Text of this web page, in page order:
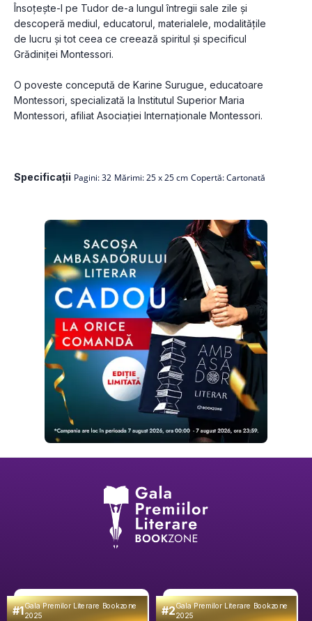
Însoțește-l pe Tudor de-a lungul întregii sale zile și
descoperă mediul, educatorul, materialele, modalitățile
de lucru și tot ceea ce creează spiritul și specificul
Grădiniței Montessori.
O poveste concepută de Karine Surugue, educatoare
Montessori, specializată la Institutul Superior Maria
Montessori, afiliat Asociației Internaționale Montessori.
Specificații Pagini: 32 Mărimi: 25 x 25 cm Copertă: Cartonată
#1Gala Premilor Literare Bookzone
2025 #2Gala Premilor Literare Bookzone
2025